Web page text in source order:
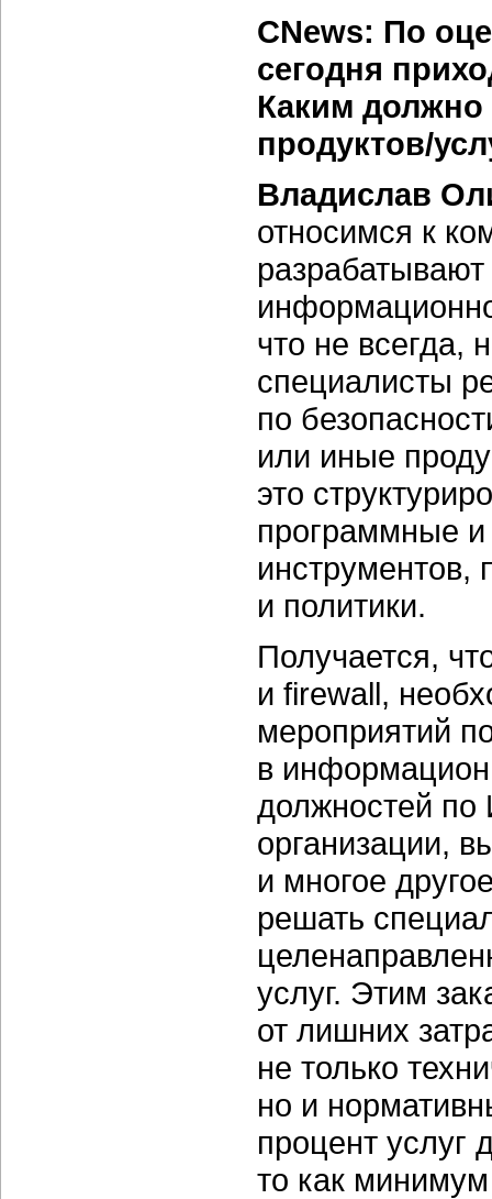
CNews: По
сегодня
Каким
продуктов/
Владислав
относимся к
что не всегда,
специалисты
по
или иные
это
программные и
и политики.
Получается,
и firewall,
мероприятий
в
должностей по
организации,
и многое
решать
услуг. Этим
от лишних
не только
но и
процент услуг
то как